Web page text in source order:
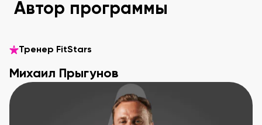
Автор программы
Тренер FitStars
Михаил Прыгунов